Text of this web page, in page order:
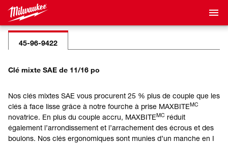
45-96-9422
Clé mixte SAE de 11/16 po
Nos clés mixtes SAE vous procurent 25 % plus de couple que les
clés à face lisse grâce à notre fourche à prise MAXBITEMC
novatrice. En plus du couple accru, MAXBITEMC réduit
également l’arrondissement et l’arrachement des écrous et des
boulons. Nos clés ergonomiques sont munies d’un manche en I